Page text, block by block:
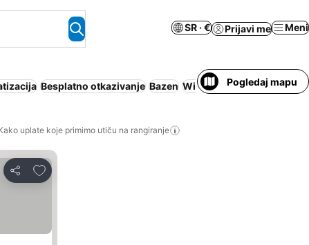
SR · € Prijavi me Meni
Besplatno otkazivanje Bazen Wi-Fi Teretana Recepcija
Pogledaj mapu
uplate koje primimo utiču na rangiranje
Deli
Dodati u favorite